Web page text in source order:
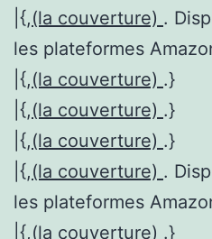
|{,(la couverture) .
les plateformes
|{,(la couverture) .}
|{,(la couverture) .}
|{,(la couverture) .}
|{,(la couverture) .
les plateformes
|{,(la couverture) .}